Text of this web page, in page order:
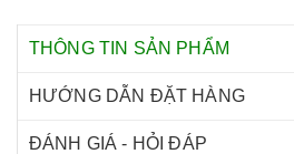
THÔNG TIN SẢN PHẨM
HƯỚNG DẪN ĐẶT HÀNG
ĐÁNH GIÁ - HỎI ĐÁP